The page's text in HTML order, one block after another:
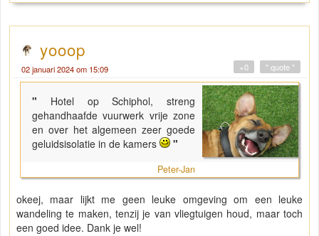
yooop
02 januari 2024 om 15:09 " quote "
+0
" Hotel op Schiphol, streng
gehandhaafde vuurwerk vrije zone
en over het algemeen zeer goede
geluidsisolatie in de kamers
"
Peter-Jan
okeej, maar lijkt me geen leuke omgeving om een leuke
wandeling te maken, tenzij je van vliegtuigen houd, maar toch
een goed idee. Dank je wel!